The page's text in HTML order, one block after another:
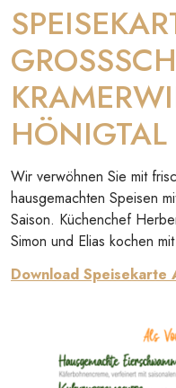
Wir verwöhnen Sie mit
hausgemachten Speisen
Saison. Küchenchef
Simon und Elias kochen
Download Speisekarte